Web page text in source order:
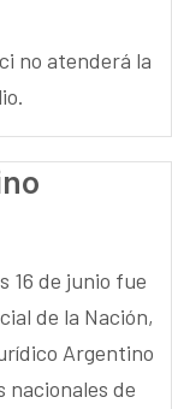
no atenderá la
16 de junio fue
de la Nación,
Argentino
nacionales de